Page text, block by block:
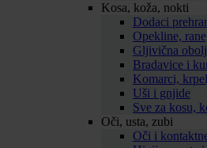
Kosa, koža, nokti
Dodaci
Opekline,
Gljivična
Bradavice i
Komarci,
Uši i gnjide
Sve za kosu,
Oči, usta, zubi
Oči i